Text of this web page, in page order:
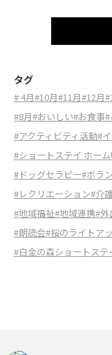
タグ
# 4月#10月#11月#12月
#8月#おいしい#お食事
#アクティビティ活動#
#ショートステイ ホー
#ドッグセラピー#ボラ
#レクリエーション#介
#地域福祉#地域連携#外
#朗読会#桜のライトア
#白金の森ショートステ